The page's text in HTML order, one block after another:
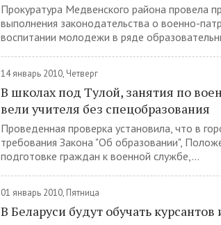
Прокуратура Медвенского района провела
выполнения законодательства о военно-
воспитании молодежи в ряде
14 январь 2010, Четверг
В школах под Тулой, занятия по
вели учителя без спецобразования
Проведенная проверка установила, что в
требования Закона "Об образовании",
подготовке граждан к военной службе,...
01 январь 2010, Пятница
В Беларуси будут обучать